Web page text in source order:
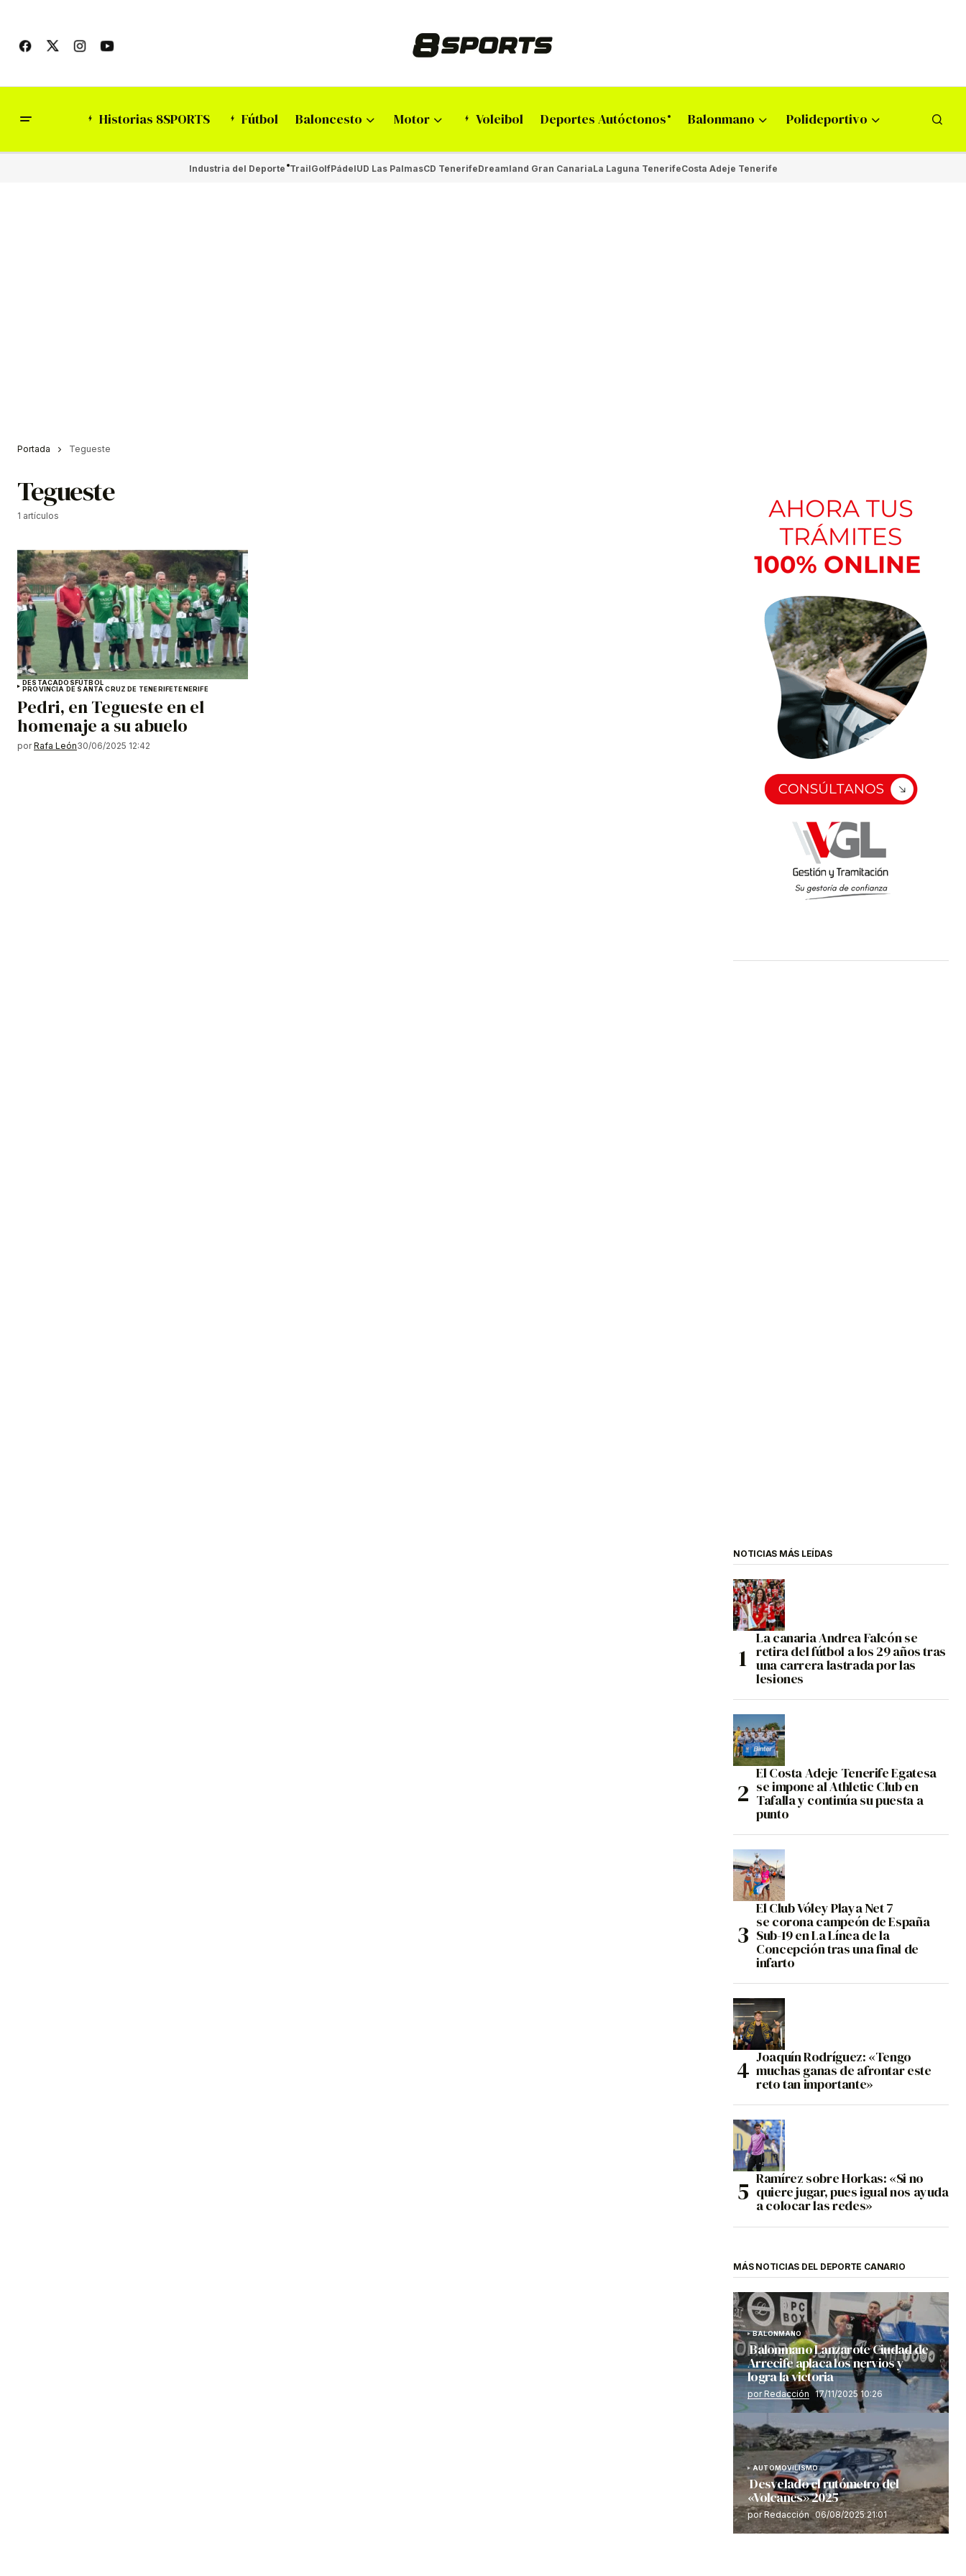
Historias 8SPORTS Fútbol Baloncesto Motor Voleibol Deportes Autóctonos Balonmano Polideportivo
Industria del Deporte TrailGolfPádelUD Las PalmasCD TenerifeDreamland Gran CanariaLa Laguna TenerifeCosta Adeje Tenerife
Portada Tegueste
Tegueste
1 artículos
DESTACADOSFÚTBOL
PROVINCIA DE SANTA CRUZ DE TENERIFETENERIFE
Pedri, en Tegueste en el
homenaje a su abuelo
por Rafa León30/06/2025 12:42
NOTICIAS MÁS LEÍDAS
La canaria Andrea Falcón se
retira del fútbol a los 29 años tras
una carrera lastrada por las
lesiones
El Costa Adeje Tenerife Egatesa
se impone al Athletic Club en
Tafalla y continúa su puesta a
punto
El Club Vóley Playa Net 7
se corona campeón de España
Sub-19 en La Línea de la
Concepción tras una final de
infarto
Joaquín Rodríguez: «Tengo
muchas ganas de afrontar este
reto tan importante»
Ramírez sobre Horkas: «Si no
quiere jugar, pues igual nos ayuda
a colocar las redes»
MÁS NOTICIAS DEL DEPORTE CANARIO
BALONMANO
Balonmano Lanzarote Ciudad de
Arrecife aplaca los nervios y
logra la victoria
por Redacción 17/11/2025 10:26
AUTOMOVILISMO
Desvelado el rutómetro del
«Volcanes» 2025
por Redacción 06/08/2025 21:01